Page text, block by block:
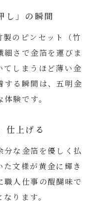
し」の瞬間
のピンセット（竹
さで金箔を運びま
てしまうほど薄い金
する瞬間は、五明金
験です。
仕上げる
分な金箔を優しく払
文様が黄金に輝き
職人仕事の醍醐味で
ります。